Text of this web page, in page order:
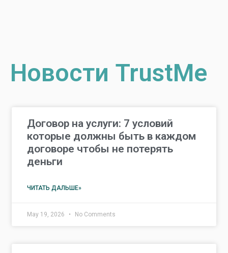
Новости TrustMe
Договор на услуги: 7 условий
которые должны быть в каждом
договоре чтобы не потерять
деньги
ЧИТАТЬ ДАЛЬШЕ»
May 19, 2026 No Comments